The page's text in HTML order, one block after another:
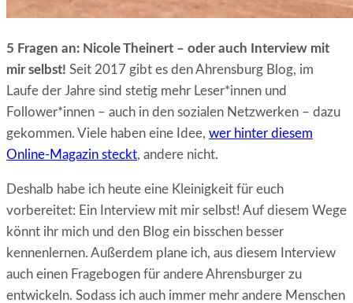
5 Fragen an: Nicole Theinert – oder auch Interview mit
mir selbst! Seit 2017 gibt es den Ahrensburg Blog, im
Laufe der Jahre sind stetig mehr Leser*innen und
Follower*innen – auch in den sozialen Netzwerken – dazu
gekommen. Viele haben eine Idee, wer hinter diesem
Online-Magazin steckt, andere nicht.
Deshalb habe ich heute eine Kleinigkeit für euch
vorbereitet: Ein Interview mit mir selbst! Auf diesem Wege
könnt ihr mich und den Blog ein bisschen besser
kennenlernen. Außerdem plane ich, aus diesem Interview
auch einen Fragebogen für andere Ahrensburger zu
entwickeln. Sodass ich auch immer mehr andere Menschen